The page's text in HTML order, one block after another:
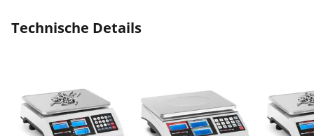
Technische Details